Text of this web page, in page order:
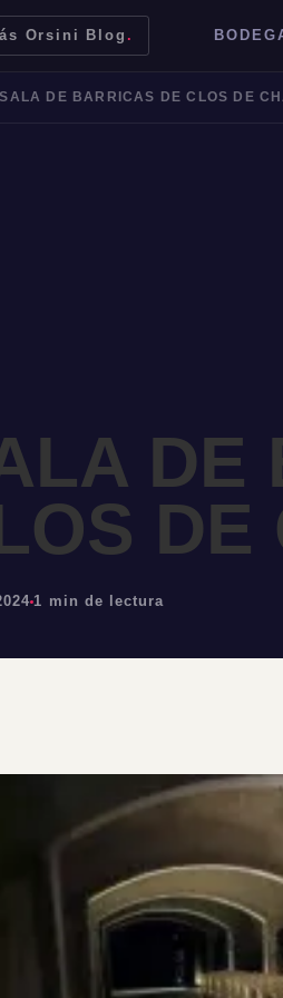
Orsini Blog .
SALA DE BARRICAS DE CLOS DE
DE
DE
1 min de lectura